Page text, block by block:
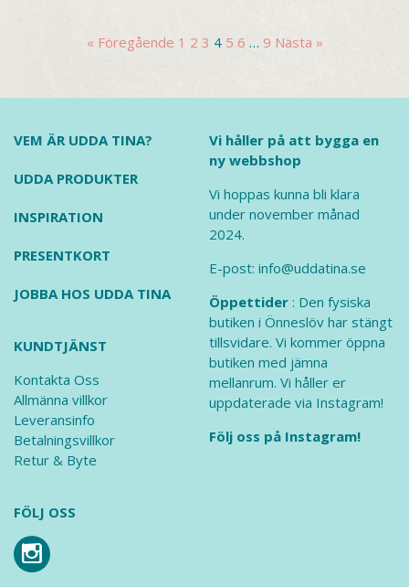
« Föregående 1 2 3 4 5 6 … 9 Nästa »
VEM ÄR UDDA TINA?
UDDA PRODUKTER
INSPIRATION
PRESENTKORT
JOBBA HOS UDDA TINA
KUNDTJÄNST
Kontakta Oss
Allmänna villkor
Leveransinfo
Betalningsvillkor
Retur & Byte
Vi håller på att bygga en
ny webbshop
Vi hoppas kunna bli klara
under november månad
2024.
E-post: info@uddatina.se
Öppettider : Den fysiska
butiken i Önneslöv har stängt
tillsvidare. Vi kommer öppna
butiken med jämna
mellanrum. Vi håller er
uppdaterade via Instagram!
Följ oss på Instagram!
FÖLJ OSS